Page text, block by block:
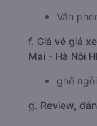
Văn
f. Giá vé giá
Mai - Hà Nội
ghế
g. Review,